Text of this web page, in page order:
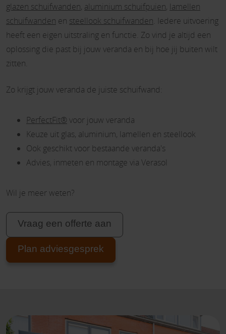
glazen schuifwanden, aluminium schuifpuien, lamellen
schuifwanden en steellook schuifwanden . Iedere uitvoering
heeft een eigen uitstraling en functie. Zo vind je altijd een
oplossing die past bij jouw veranda en bij hoe jij buiten wilt
zitten.
Zo krijgt jouw veranda de juiste schuifwand:
PerfectFit® voor jouw veranda
Keuze uit glas, aluminium, lamellen en steellook
Ook geschikt voor bestaande veranda's
Advies, inmeten en montage via Verasol
Wil je meer weten?
Vraag een offerte aan
Plan adviesgesprek